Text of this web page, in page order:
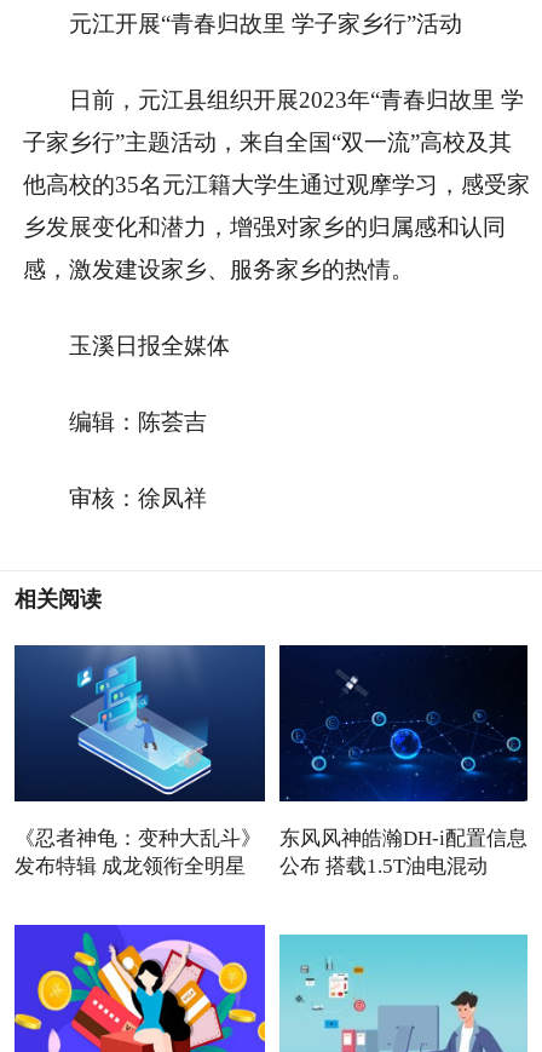
元江开展“青春归故里 学子家乡行”活动
日前，元江县组织开展2023年“青春归故里 学
子家乡行”主题活动，来自全国“双一流”高校及其
他高校的35名元江籍大学生通过观摩学习，感受家
乡发展变化和潜力，增强对家乡的归属感和认同
感，激发建设家乡、服务家乡的热情。
玉溪日报全媒体
编辑：陈荟吉
审核：徐凤祥
相关阅读
《忍者神龟：变种大乱斗》
发布特辑 成龙领衔全明星
东风风神皓瀚DH-i配置信息
公布 搭载1.5T油电混动